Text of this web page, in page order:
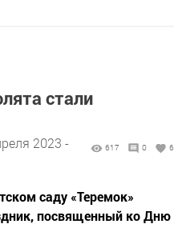
стали
2023 -
617 0 6
саду «Теремок»
посвященный ко Дню